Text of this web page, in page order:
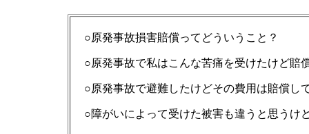
○原発事故損害賠償ってどういうこと？
○原発事故で私はこんな苦痛を受けたけど賠
○原発事故で避難したけどその費用は賠償し
○障がいによって受けた被害も違うと思うけ